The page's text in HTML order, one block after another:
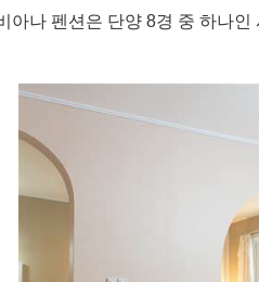
나 펜션은 단양 8경 중 하나